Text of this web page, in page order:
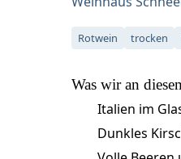
Rotwein trocken
Was wir an
Italien im
Dunkles